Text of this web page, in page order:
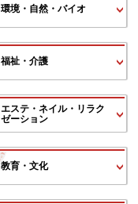
環境・自然・バイオ
福祉・介護
エステ・ネイル・リラク
ゼーション
教育・文化